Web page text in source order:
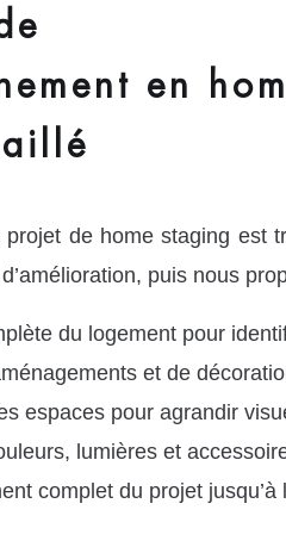
en
de home staging est
puis nous
du logement pour
et de
espaces pour agrandir
lumières et
complet du projet